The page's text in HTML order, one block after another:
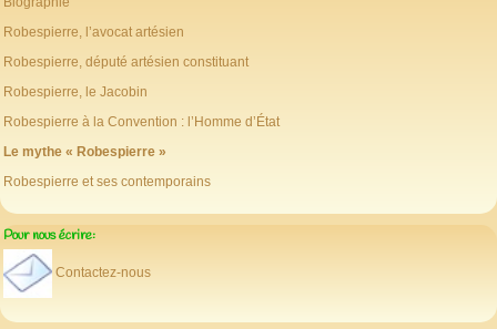
Robespierre, l’avocat artésien
Robespierre, député artésien constituant
Robespierre, le Jacobin
Robespierre à la Convention : l’Homme d’État
Le mythe « Robespierre »
Robespierre et ses contemporains
Pour nous écrire:
Contactez-nous